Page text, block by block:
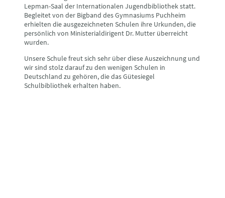
Lepman-Saal der Internationalen Jugendbibliothek statt.
Begleitet von der Bigband des Gymnasiums Puchheim
erhielten die ausgezeichneten Schulen ihre Urkunden, die
persönlich von Ministerialdirigent Dr. Mutter überreicht
wurden.
Unsere Schule freut sich sehr über diese Auszeichnung und
wir sind stolz darauf zu den wenigen Schulen in
Deutschland zu gehören, die das Gütesiegel
Schulbibliothek erhalten haben.